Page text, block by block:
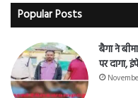
Popular Posts
बैगा ने
पर दागा,